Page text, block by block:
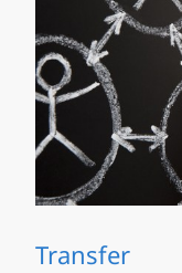
Transfer